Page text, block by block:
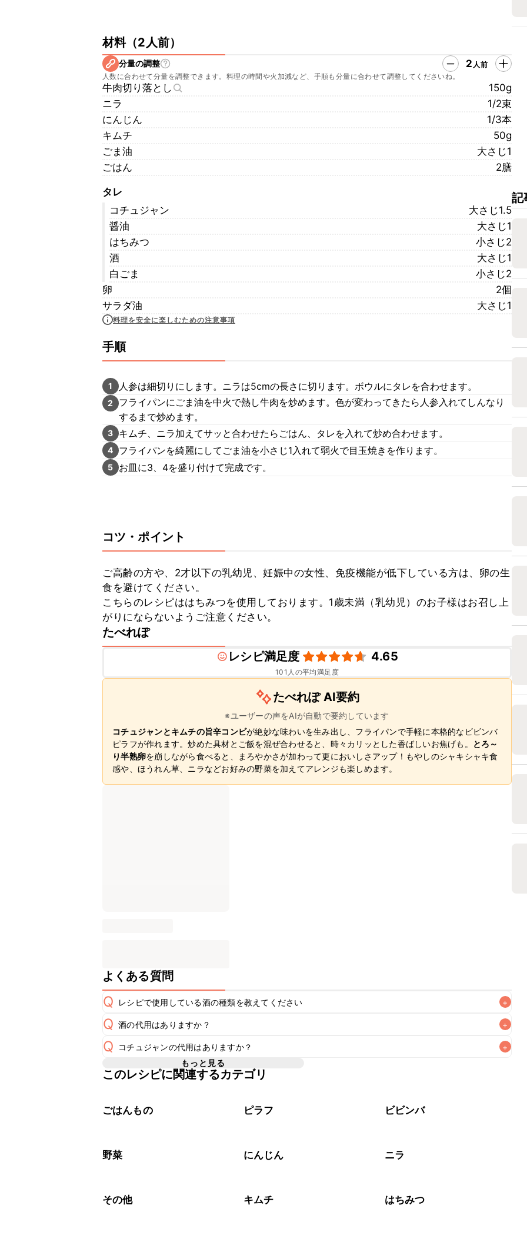
材料（2人前）
分量の調整 2 人前
人数に合わせて分量を調整できます。料理の時間や火加減など、手順も分量に合わせて調整してくださいね。
牛肉切り落とし
150g
ニラ
1/2束
にんじん
1/3本
キムチ
50g
ごま油
大さじ1
ごはん
2膳
タレ
コチュジャン
大さじ1.5
醤油
大さじ1
はちみつ
小さじ2
酒
大さじ1
白ごま
小さじ2
卵
2個
サラダ油
大さじ1
料理を安全に楽しむための注意事項
手順
1 人参は細切りにします。ニラは5cmの長さに切ります。ボウルにタレを合わせます。
2
フライパンにごま油を中火で熱し牛肉を炒めます。色が変わってきたら人参入れてしんなり
するまで炒めます。
3 キムチ、ニラ加えてサッと合わせたらごはん、タレを入れて炒め合わせます。
4 フライパンを綺麗にしてごま油を小さじ1入れて弱火で目玉焼きを作ります。
5 お皿に3、4を盛り付けて完成です。
コツ・ポイント
ご高齢の方や、2才以下の乳幼児、妊娠中の女性、免疫機能が低下している方は、卵の生
食を避けてください。
こちらのレシピははちみつを使用しております。1歳未満（乳幼児）のお子様はお召し上
がりにならないようご注意ください。
たべれぽ
レシピ満足度
4.65
101 人の平均満足度
たべれぽ AI要約
※ユーザーの声をAIが自動で要約しています
コチュジャンとキムチの旨辛コンビが絶妙な味わいを生み出し、フライパンで手軽に本格的なビビンバ
ピラフが作れます。炒めた具材とご飯を混ぜ合わせると、時々カリッとした香ばしいお焦げも。
とろ～
り半熟卵を崩しながら食べると、まろやかさが加わって更においしさアップ！もやしのシャキシャキ食
感や、ほうれん草、ニラなどお好みの野菜を加えてアレンジも楽しめます。
よくある質問
Q レシピで使用している酒の種類を教えてください +
A
Q 酒の代用はありますか？ +
A
Q コチュジャンの代用はありますか？ +
A コチュジャンの代用はこちら
もっと見る
このレシピに関連するカテゴリ
ごはんもの ピラフ ビビンバ
野菜 にんじん ニラ
その他 キムチ はちみつ
記